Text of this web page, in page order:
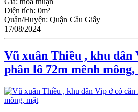
Diện tích: 0m²
Quận/Huyện: Quận Cầu Giấy
17/08/2024
Vũ xuân Thiều , khu dân
phân lô 72m mênh